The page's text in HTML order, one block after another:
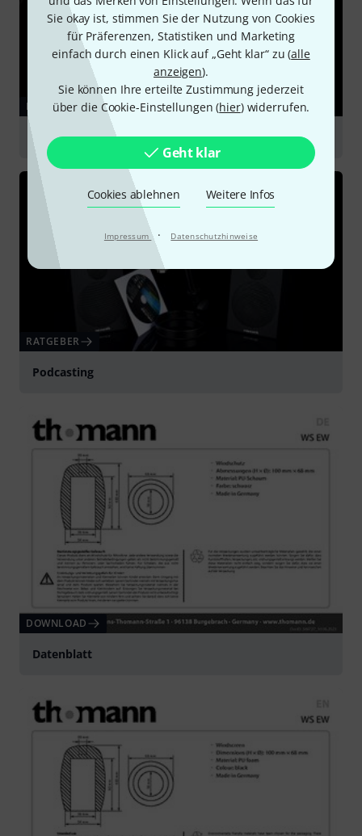
Sie okay ist, stimmen Sie der Nutzung von Cookies
für Präferenzen, Statistiken und Marketing
einfach durch einen Klick auf „Geht klar“ zu (alle
anzeigen).
Sie können Ihre erteilte Zustimmung jederzeit
über die Cookie-Einstellungen (hier) widerrufen.
Geht klar
Cookies ablehnen Weitere Infos
Impressum · Datenschutzhinweise
RATGEBER
Mikrofonzubehör
RATGEBER
Podcasting
DOWNLOAD
Datenblatt